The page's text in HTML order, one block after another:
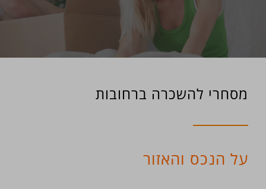
מסחרי להשכרה ברחובות
על הנכס והאזור